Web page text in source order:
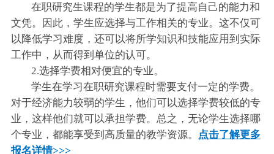
在职研究生课程的学生都是为了提高自己的能力和
文凭。因此，学生应选择与工作相关的专业。这不仅可
以降低学习难度，还可以将所学知识和技能应用到实际
工作中，从而得到单位的认可。
2.选择学费相对便宜的专业。
学生在学习在职研究课程时需要支付一定的学费。
对于经济能力较弱的学生，他们可以选择学费较低的专
业，这样他们就可以承担学费。总之，无论学生选择哪
个专业，都能享受到高质量的教学资源。
点击了解更多
报名详情>>>